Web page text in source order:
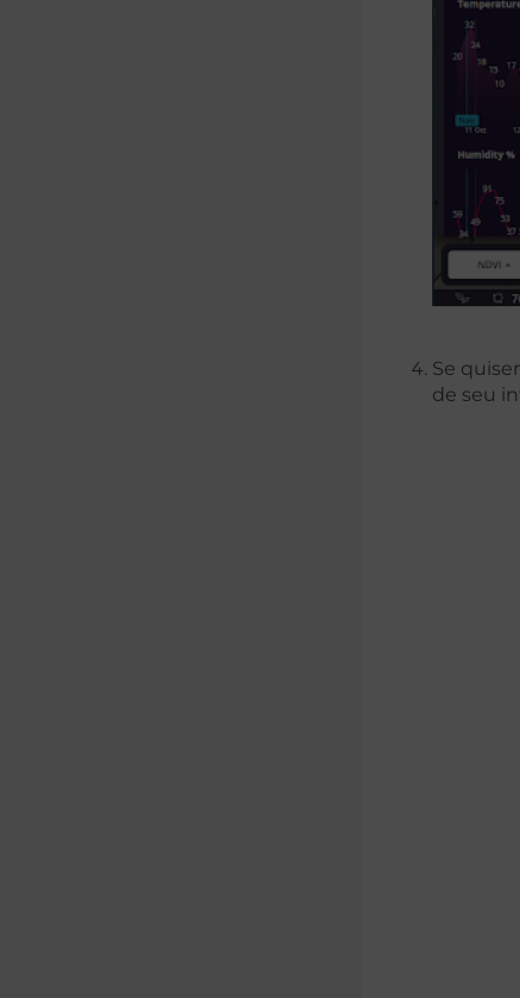
Se
de seu